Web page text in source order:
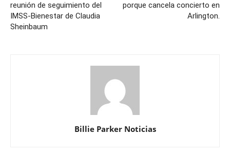
reunión de seguimiento del
IMSS-Bienestar de Claudia
Sheinbaum
porque cancela concierto en
Arlington.
Billie Parker Noticias